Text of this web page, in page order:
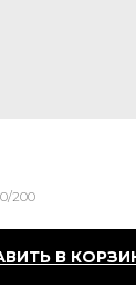
200
В